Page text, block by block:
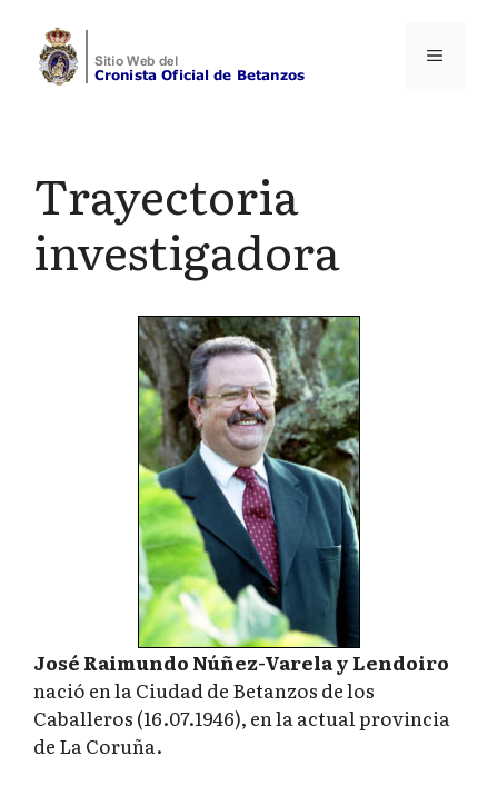
contenido
Menú
Trayectoria
investigadora
José Raimundo Núñez-Varela y Lendoiro
nació en la Ciudad de Betanzos de los
Caballeros (16.07.1946), en la actual provincia
de La Coruña.